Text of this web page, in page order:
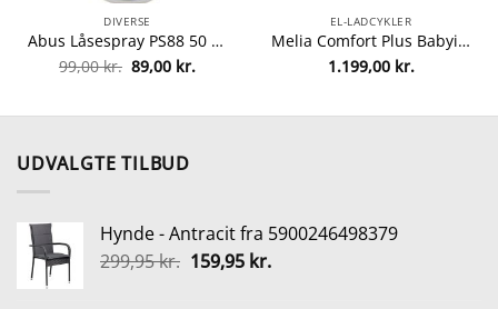
DIVERSE
Abus Låsespray PS88 50 ml
99,00kr. Den
oprindelige
99,00 kr..
89,00 kr.
aktuelle
89,00 kr..
EL-LADCYKLER
Melia Comfort Plus Babyindsats (7-18 mdr.) – Brun Læder Brun Læder
1.199,00 kr.
kr..
UDVALGTE TILBUD
Hynde - Antracit fra 5900246498379
299,95kr. Den
159,95 kr.Den